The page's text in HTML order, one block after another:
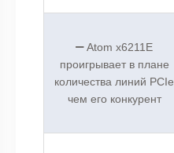
Atom x6211E
проигрывает в плане
количества линий PCIe
чем его конкурент